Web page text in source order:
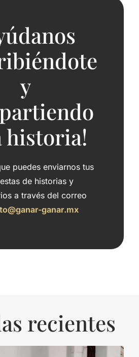
y
historia!
puedes enviarnos tus
de historias y
a través del correo
ganar.mx
recientes